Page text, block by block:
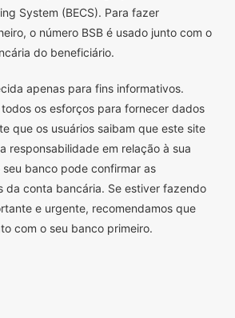
System (BECS). Para fazer
o número BSB é usado junto com o
do beneficiário.
apenas para fins informativos.
os esforços para fornecer dados
que os usuários saibam que este site
responsabilidade em relação à sua
banco pode confirmar as
da conta bancária. Se estiver fazendo
e urgente, recomendamos que
com o seu banco primeiro.